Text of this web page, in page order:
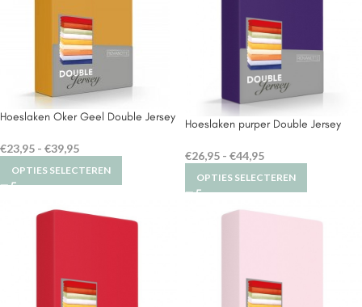
Hoeslaken Oker Geel Double Jersey
€23,95 - €39,95
OPTIES SELECTEREN
Hoeslaken purper Double Jersey
€26,95 - €44,95
OPTIES SELECTEREN